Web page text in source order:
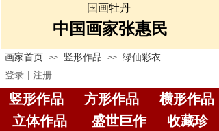
国画牡丹
中国画家张惠民
画家首页 >> 竖形作品 >> 绿仙彩衣
登录 注册
竖形作品 方形作品 横形作品
立体作品
盛世巨作
收藏珍